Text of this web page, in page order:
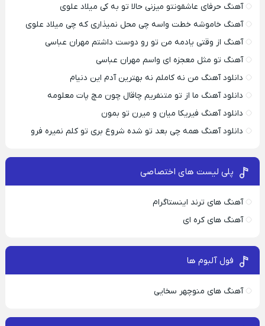
آهنگ حرفای عاشقونتو میزنی حالا تو به کی میلاد علوی
آهنگ خاموشه خطت واسه چی محل نمیذاری که چی میلاد علوی
آهنگ از وقتی یادمه من تو رو دوست داشتم مهران عباسی
آهنگ تو مثل معجزه ای واسم مهران عباسی
دانلود آهنگ من نه کاملم نه بهترین آدم این دنیام
دانلود آهنگ ما از تو متنفریم چاقال چون مچ پات معلومه
دانلود آهنگ فیریکا میان و میرن تو بمون
دانلود آهنگ همه چی بعد تو شده شروع بری تو کلم نمیره فرو
پلی لیست های اختصاصی
آهنگ های ترند اینستاگرام
آهنگ های کره ای
فول آلبوم ها
آهنگ های منوچهر سخایی